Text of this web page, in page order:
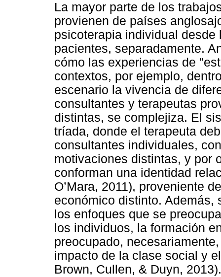
La mayor parte de los
provienen de países
psicoterapia individual
pacientes, separadamente.
cómo las experiencias de
contextos, por ejemplo,
escenario la vivencia de
consultantes y terapeutas
distintas, se complejiza. El
tríada, donde el terapeuta
consultantes individuales,
motivaciones distintas, y por
conforman una identidad
O’Mara, 2011), proveniente
económico distinto. Además,
los enfoques que se
los individuos, la formación
preocupado,
impacto de la clase social y
Brown, Cullen, & Duyn, 2013).